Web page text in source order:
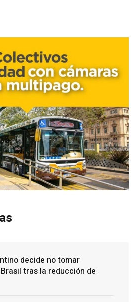
decide no tomar
tras la reducción de